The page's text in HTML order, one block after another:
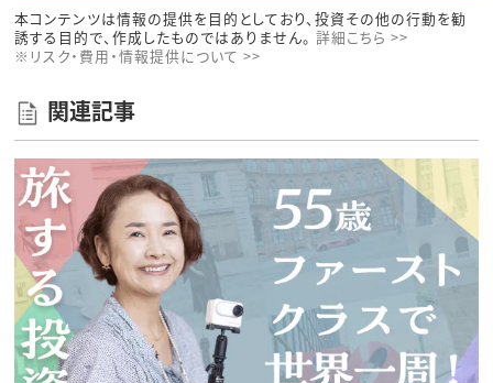
本コンテンツは情報の提供を目的としており、投資その他の行動を勧
誘する目的で、作成したものではありません。 詳細こちら >>
※リスク・費用・情報提供について >>
関連記事